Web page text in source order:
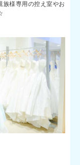
族様専用の控え室やお